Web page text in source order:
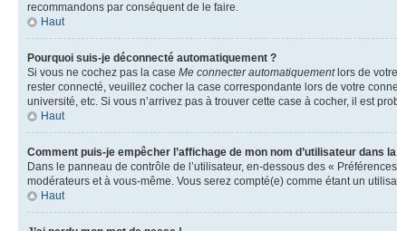
recommandons par conséquent de le faire.
Haut
Pourquoi suis-je déconnecté automatiquement ?
Si vous ne cochez pas la case Me connecter automatiquementlors de
rester connecté, veuillez cocher la case correspondante lors de votre
université, etc. Si vous n’arrivez pas à trouver cette case à cocher, il est
Haut
Comment puis-je empêcher l’affichage de mon nom d’utilisateur dans
Dans le panneau de contrôle de l’utilisateur, en-dessous des «
modérateurs et à vous-même. Vous serez compté(e) comme étant un
Haut